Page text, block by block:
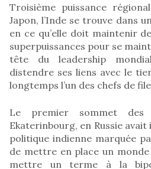
Troisième puissance
Japon, l’Inde se trouve dans
en ce qu’elle doit maintenir
superpuissances pour se
tête du leadership
distendre ses liens avec le
longtemps l’un des chefs de
Le premier sommet
Ekaterinbourg, en Russie
politique indienne marquée
de mettre en place un
mettre un terme à la